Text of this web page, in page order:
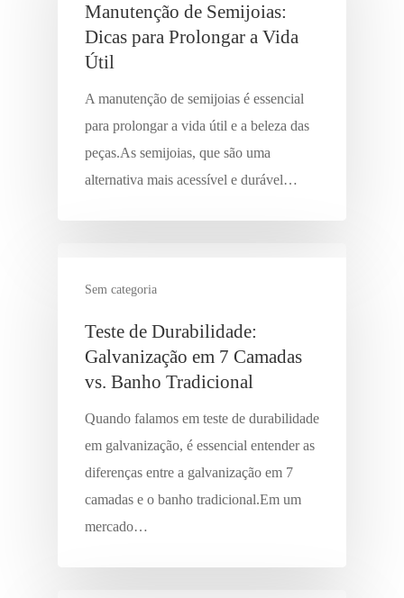
Manutenção de Semijoias:
Dicas para Prolongar a Vida
Útil
A manutenção de semijoias é essencial
para prolongar a vida útil e a beleza das
peças.As semijoias, que são uma
alternativa mais acessível e durável…
Sem categoria
Teste de Durabilidade:
Galvanização em 7 Camadas
vs. Banho Tradicional
Quando falamos em teste de durabilidade
em galvanização, é essencial entender as
diferenças entre a galvanização em 7
camadas e o banho tradicional.Em um
mercado…